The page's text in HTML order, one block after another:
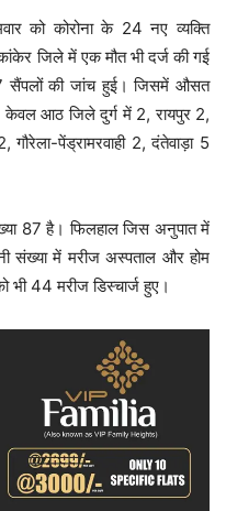
को कोरोना के 24 नए व्यक्ति
जिले में एक मौत भी दर्ज की गई
सैंपलों की जांच हुई। जिसमें औसत
केवल आठ जिले दुर्ग में 2, रायपुर 2,
गौरेला-पेंड्रामरवाही 2, दंतेवाड़ा 5
87 है। फिलहाल जिस अनुपात में
संख्या में मरीज अस्पताल और होम
भी 44 मरीज डिस्चार्ज हुए।